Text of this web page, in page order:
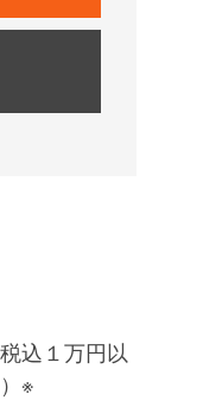
込１万円以
※